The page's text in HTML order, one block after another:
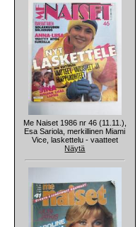
Me Naiset 1986 nr 46 (11.11.),
Esa Sariola, merkillinen Miami
Vice, laskettelu - vaatteet
Näytä